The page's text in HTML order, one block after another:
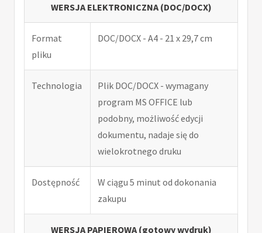
WERSJA ELEKTRONICZNA (DOC/DOCX)
Format
pliku
DOC/DOCX - A4 - 21 x 29,7 cm
Technologia
Plik DOC/DOCX - wymagany
program MS OFFICE lub
podobny, możliwość edycji
dokumentu, nadaje się do
wielokrotnego druku
Dostępność
W ciągu 5 minut od dokonania
zakupu
WERSJA PAPIEROWA (gotowy wydruk)